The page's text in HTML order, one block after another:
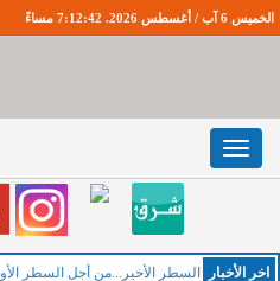
الخميس 6 آب / أغسطس 2026. 7:12:43 مساءً
Toggle
navigation
اخر اﻷخبار